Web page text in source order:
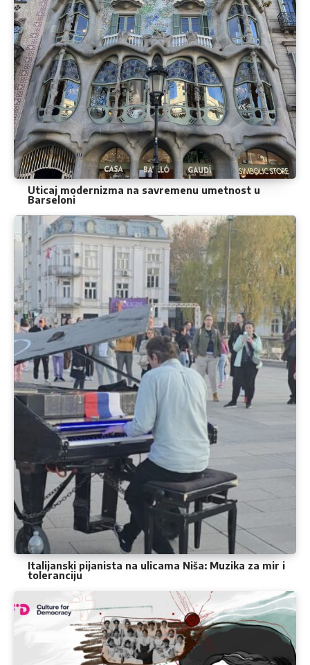
Uticaj modernizma na savremenu umetnost u
Barseloni
Italijanski pijanista na ulicama Niša: Muzika za mir i
toleranciju